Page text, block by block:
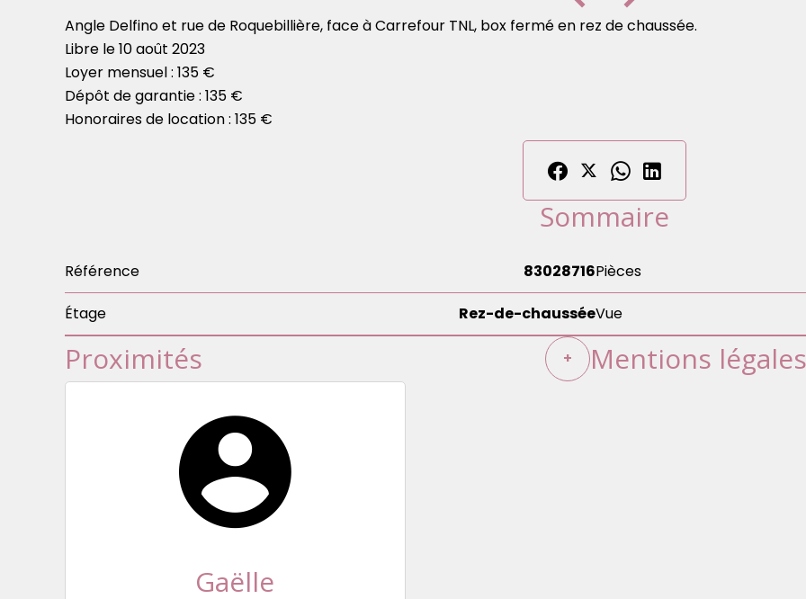
Angle Delfino et rue de Roquebillière, face à Carrefour TNL, box fermé en rez de chaussée.
Libre le 10 août 2023
Loyer mensuel : 135 €
Dépôt de garantie : 135 €
Honoraires de location : 135 €
Sommaire
Référence 83028716Pièces
Étage Rez-de-chausséeVue
Proximités + Mentions légales
Gaëlle